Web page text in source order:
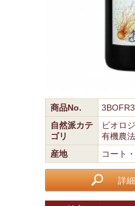
商品No.
自然派カテ
ゴリ
ビオロ
有機農法
産地
コート
詳